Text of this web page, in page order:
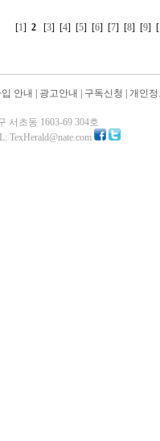
[1]2 [3] [4] [5] [6] [7] [8] [9] [
안내 광고안내 구독신청 개인
서초동 1603-69 304호
TexHerald@nate.com